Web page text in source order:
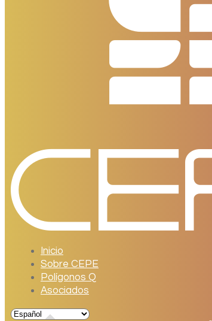
Inicio
Sobre CEPE
Polígonos Q
Asociados